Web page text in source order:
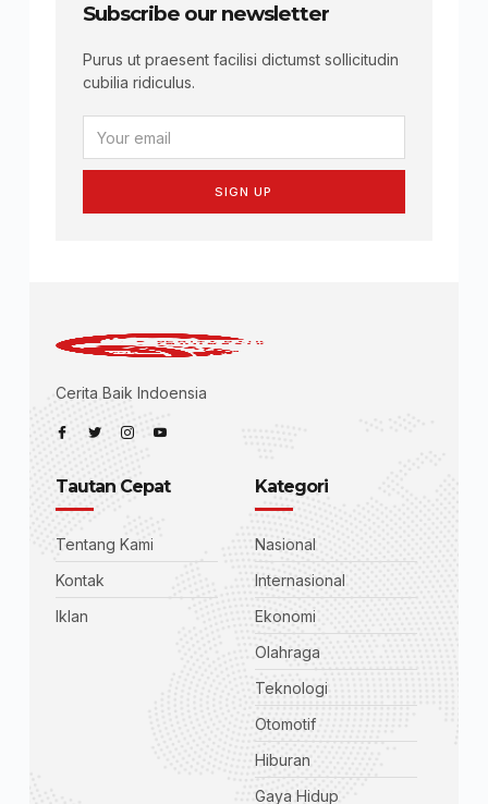
Subscribe our newsletter
Purus ut praesent facilisi dictumst sollicitudin
cubilia ridiculus.
SIGN UP
Cerita Baik Indoensia
Tautan Cepat
Tentang Kami
Kontak
Iklan
Kategori
Nasional
Internasional
Ekonomi
Olahraga
Teknologi
Otomotif
Hiburan
Gaya Hidup